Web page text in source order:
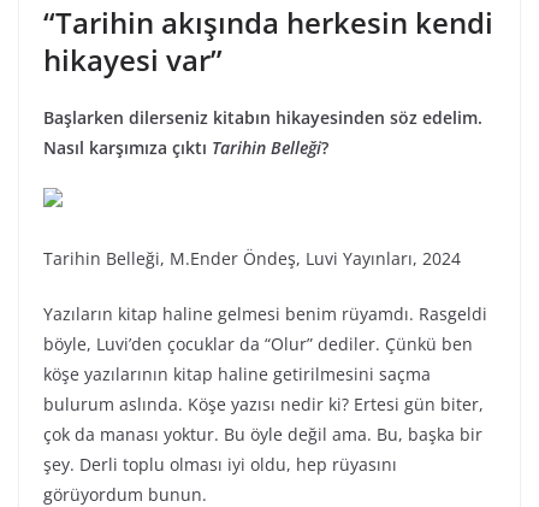
“Tarihin akışında herkesin kendi
hikayesi var”
Başlarken dilerseniz kitabın hikayesinden söz edelim.
Nasıl karşımıza çıktı Tarihin Belleği?
Tarihin Belleği, M.Ender Öndeş, Luvi Yayınları, 2024
Yazıların kitap haline gelmesi benim rüyamdı. Rasgeldi
böyle, Luvi’den çocuklar da “Olur” dediler. Çünkü ben
köşe yazılarının kitap haline getirilmesini saçma
bulurum aslında. Köşe yazısı nedir ki? Ertesi gün biter,
çok da manası yoktur. Bu öyle değil ama. Bu, başka bir
şey. Derli toplu olması iyi oldu, hep rüyasını
görüyordum bunun.